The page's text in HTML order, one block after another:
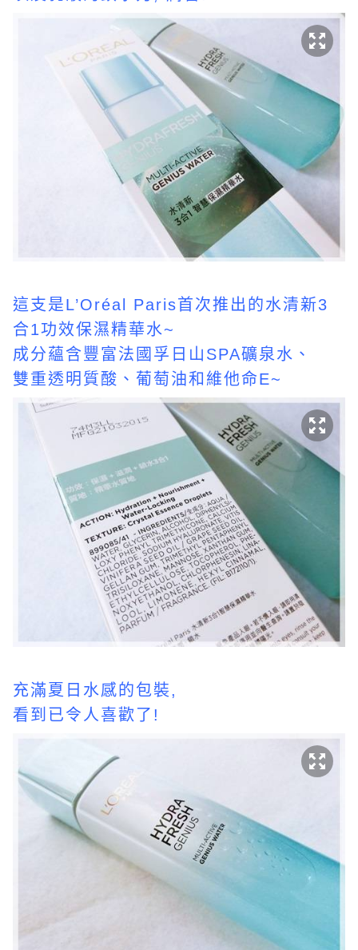
這支是L’Oréal Paris首次推出的水清新3
合1功效保濕精華水~
成分蘊含豐富法國孚日山SPA礦泉水、
雙重透明質酸、葡萄油和維他命E~
充滿夏日水感的包裝,
看到已令人喜歡了!